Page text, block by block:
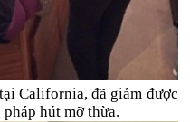
California, đã giảm được
hút mỡ thừa.